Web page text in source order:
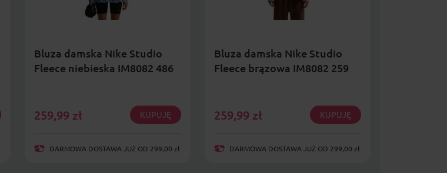
Bluza damska Nike Studio
Fleece niebieska IM8082 486
259,99 zł KUPUJĘ
DARMOWA DOSTAWA JUŻ OD 299,00 zł
Bluza damska Nike Studio
Fleece brązowa IM8082 259
259,99 zł KUPUJĘ
DARMOWA DOSTAWA JUŻ OD 299,00 zł